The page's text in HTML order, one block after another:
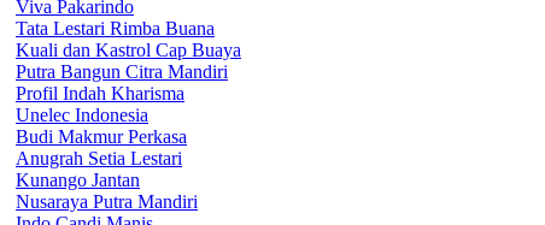
Viva Pakarindo
Tata Lestari Rimba Buana
Kuali dan Kastrol Cap Buaya
Putra Bangun Citra Mandiri
Profil Indah Kharisma
Unelec Indonesia
Budi Makmur Perkasa
Anugrah Setia Lestari
Kunango Jantan
Nusaraya Putra Mandiri